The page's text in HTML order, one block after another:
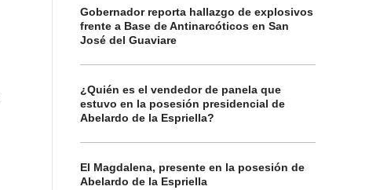
Gobernador reporta hallazgo de explosivos
frente a Base de Antinarcóticos en San
José del Guaviare
¿Quién es el vendedor de panela que
estuvo en la posesión presidencial de
Abelardo de la Espriella?
El Magdalena, presente en la posesión de
Abelardo de la Espriella